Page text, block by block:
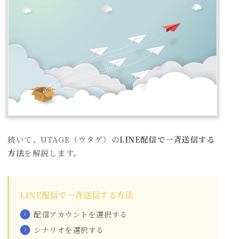
続いて、UTAGE（ウタゲ）のLINE配信で一斉送信する
方法を解説します。
LINE配信で一斉送信する方法
配信アカウントを選択する
シナリオを選択する